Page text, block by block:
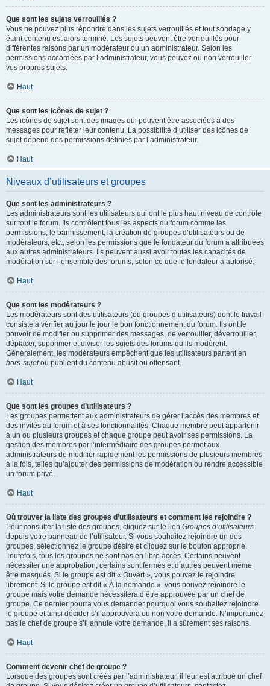
Que sont les sujets verrouillés ?
Vous ne pouvez plus répondre dans les sujets verrouillés et tout sondage y
étant contenu est alors terminé. Les sujets peuvent être verrouillés pour
différentes raisons par un modérateur ou un administrateur. Selon les
permissions accordées par l’administrateur, vous pouvez ou non verrouiller
vos propres sujets.
Haut
Que sont les icônes de sujet ?
Les icônes de sujet sont des images qui peuvent être associées à des
messages pour refléter leur contenu. La possibilité d’utiliser des icônes de
sujet dépend des permissions définies par l’administrateur.
Haut
Niveaux d’utilisateurs et groupes
Que sont les administrateurs ?
Les administrateurs sont les utilisateurs qui ont le plus haut niveau de contrôle
sur tout le forum. Ils contrôlent tous les aspects du forum comme les
permissions, le bannissement, la création de groupes d’utilisateurs ou de
modérateurs, etc., selon les permissions que le fondateur du forum a attribuées
aux autres administrateurs. Ils peuvent aussi avoir toutes les capacités de
modération sur l’ensemble des forums, selon ce que le fondateur a autorisé.
Haut
Que sont les modérateurs ?
Les modérateurs sont des utilisateurs (ou groupes d’utilisateurs) dont le travail
consiste à vérifier au jour le jour le bon fonctionnement du forum. Ils ont le
pouvoir de modifier ou supprimer des messages, de verrouiller, déverrouiller,
déplacer, supprimer et diviser les sujets des forums qu’ils modèrent.
Généralement, les modérateurs empêchent que les utilisateurs partent en
hors-sujetou publient du contenu abusif ou offensant.
Haut
Que sont les groupes d’utilisateurs ?
Les groupes permettent aux administrateurs de gérer l’accès des membres et
des invités au forum et à ses fonctionnalités. Chaque membre peut appartenir
à un ou plusieurs groupes et chaque groupe peut avoir ses permissions. La
gestion des membres par l’intermédiaire des groupes permet aux
administrateurs de modifier rapidement les permissions de plusieurs membres
à la fois, telles qu’ajouter des permissions de modération ou rendre accessible
un forum privé.
Haut
Où trouver la liste des groupes d’utilisateurs et comment les rejoindre ?
Pour consulter la liste des groupes, cliquez sur le lien Groupes d’utilisateurs
depuis votre panneau de l’utilisateur. Si vous souhaitez rejoindre un des
groupes, sélectionnez le groupe désiré et cliquez sur le bouton approprié.
Toutefois, tous les groupes ne sont pas en libre accès. Certains peuvent
nécessiter une approbation, certains sont fermés et d’autres peuvent même
être masqués. Si le groupe est dit « Ouvert », vous pouvez le rejoindre
librement. Si le groupe est dit « À la demande », vous pouvez rejoindre le
groupe mais votre demande nécessitera d’être approuvée par un chef de
groupe. Ce dernier pourra vous demander pourquoi vous souhaitez rejoindre
le groupe et ainsi décider s’il approuvera ou non votre demande. N’importunez
pas le chef de groupe s’il annule votre demande, il a sûrement ses raisons.
Haut
Comment devenir chef de groupe ?
Lorsque des groupes sont créés par l’administrateur, il leur est attribué un chef